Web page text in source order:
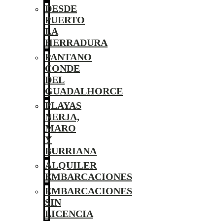
DESDE
PUERTO
LA
HERRADURA
PANTANO
CONDE
DEL
GUADALHORCE
PLAYAS
NERJA,
MARO
Y
BURRIANA
ALQUILER
EMBARCACIONES
EMBARCACIONES
SIN
LICENCIA